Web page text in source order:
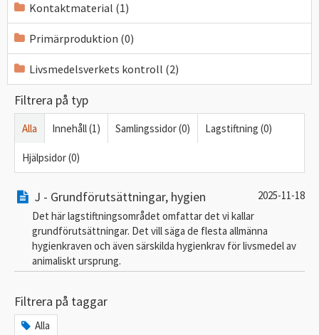
Kontaktmaterial (1)
Primärproduktion (0)
Livsmedelsverkets kontroll (2)
Filtrera på typ
Alla Innehåll (1) Samlingssidor (0) Lagstiftning (0)
Hjälpsidor (0)
J - Grundförutsättningar, hygien
2025-11-18
Det här lagstiftningsområdet omfattar det vi kallar
grundförutsättningar. Det vill säga de flesta allmänna
hygienkraven och även särskilda hygienkrav för livsmedel av
animaliskt ursprung.
Filtrera på taggar
Alla